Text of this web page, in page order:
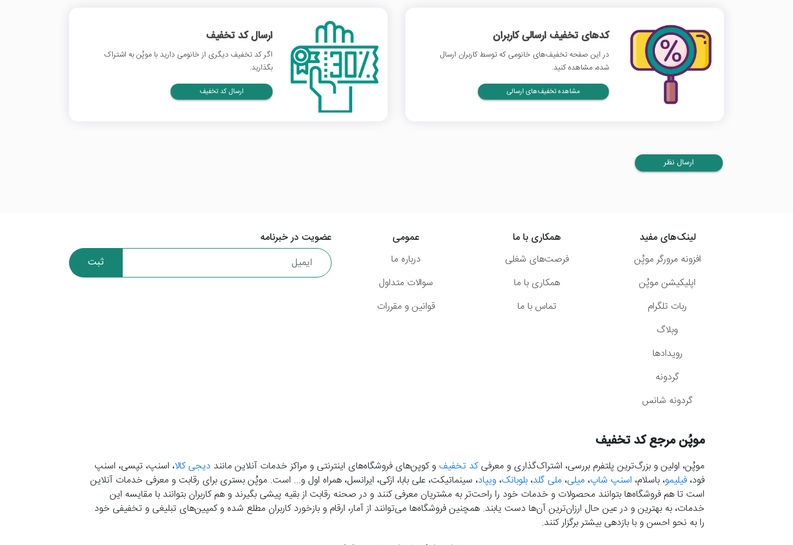
کدهای تخفیف ارسالی کاربران
در این صفحه تخفیف‌های خانومی که توسط کاربران ارسال
شده، مشاهده کنید.
مشاهده تخفیف‌های ارسالی
ارسال کد تخفیف
اگر کد تخفیف دیگری از خانومی دارید با موپُن به اشتراک
بگذارید.
ارسال کد تخفیف
ارسال نظر
عضویت در خبرنامه
ثبت
لینک‌های مفید
افزونه مرورگر موپُن
اپلیکیشن موپُن
ربات تلگرام
وبلاگ
رویدادها
گردونه
گردونه شانس
همکاری با ما
فرصت‌های شغلی
همکاری با ما
تماس با ما
عمومی
درباره ما
سوالات متداول
قوانین و مقررات
موپُن مرجع کد تخفیف
موپُن، اولین و بزرگ‌ترین پلتفرم بررسی، اشتراک‌گذاری و معرفیکد تخفیفو کوپن‌های فروشگاه‌های اینترنتی و مراکز خدمات آنلاین مانند دیجی کالا، اسنپ، تپسی، اسنپ
فود، فیلیمو، باسلام، اسنپ شاپ، میلی، ملی گلد، بلوبانک، ویپاد، سینماتیکت، علی بابا، ازکی، ایرانسل، همراه اول و... است. موپُن بستری برای رقابت و معرفی خدمات آنلاین
است تا هم فروشگاه‌ها بتوانند محصولات و خدمات خود را راحت‌تر به مشتریان معرفی کنند و در صحنه رقابت از بقیه پیشی بگیرند و هم کاربران بتوانند با مقایسه این
خدمات، به بهترین و در عین حال ارزان‌ترین آن‌ها دست‌ یابند. همچنین فروشگاه‌ها می‌توانند از آمار، ارقام و بازخورد کاربران مطلع شده و کمپین‌های تبلیغی و تخفیفی خود
را به نحو احسن و با بازدهی بیشتر برگزار کنند.